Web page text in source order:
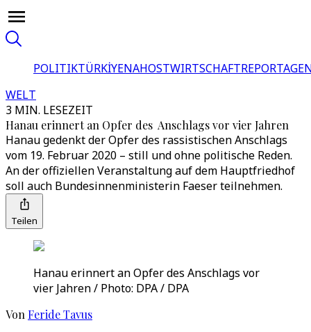
POLITIKTÜRKİYENAHOSTWIRTSCHAFT
WELT
3 MIN. LESEZEIT
Hanau erinnert an Opfer des Anschlags vor vier Jahren
Hanau gedenkt der Opfer des rassistischen Anschlags
vom 19. Februar 2020 – still und ohne politische Reden.
An der offiziellen Veranstaltung auf dem Hauptfriedhof
soll auch Bundesinnenministerin Faeser teilnehmen.
Teilen
Hanau erinnert an Opfer des Anschlags vor
vier Jahren / Photo: DPA / DPA
Von Feride Tavus